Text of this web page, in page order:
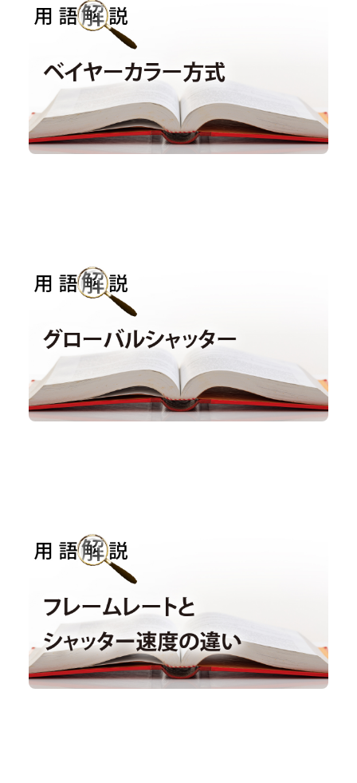
用語解説｜ベイヤーカラー方式
#ベイヤー
用語解説｜グローバルシャッター
#グローバルシャッター
用語解説｜フレームレートとシャッター速度の違い
#シャッター速度